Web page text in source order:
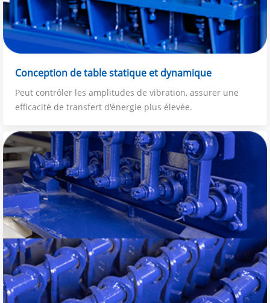
Conception de table statique et dynamique
Peut contrôler les amplitudes de vibration, assurer une
efficacité de transfert d'énergie plus élevée.